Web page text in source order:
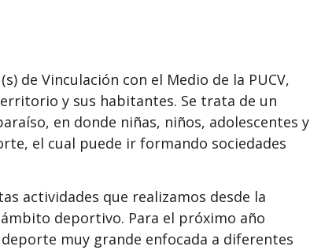
de Vinculación con el Medio de la PUCV,
y sus habitantes. Se trata de un
en donde niñas, niños, adolescentes y
el cual puede ir formando sociedades
actividades que realizamos desde la
deportivo. Para el próximo año
muy grande enfocada a diferentes